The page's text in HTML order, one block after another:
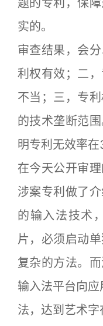
题的专利，保
实的。
审查结果，会
利权有效；二
不当；三，专
的技术垄断范
明专利无效率在
在今天公开审
涉案专利做了
的输入法技术
片，必须启动
复杂的方法。
输入法平台向
法，达到艺术字